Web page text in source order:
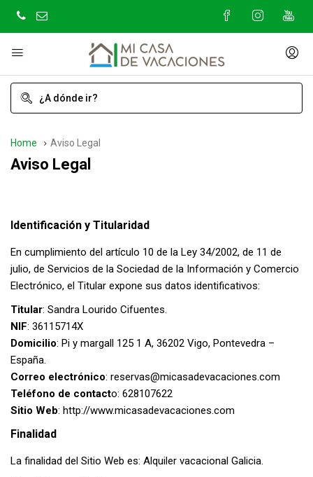
Home Aviso Legal
Aviso Legal
Identificación y Titularidad
En cumplimiento del artículo 10 de la Ley 34/2002, de 11 de
julio, de Servicios de la Sociedad de la Información y Comercio
Electrónico, el Titular expone sus datos identificativos:
Titular: Sandra Lourido Cifuentes.
NIF: 36115714X
Domicilio: Pi y margall 125 1 A, 36202 Vigo, Pontevedra –
España.
Correo electrónico: reservas@micasadevacaciones.com
Teléfono de contacto: 628107622
Sitio Web: http://www.micasadevacaciones.com
Finalidad
La finalidad del Sitio Web es: Alquiler vacacional Galicia.